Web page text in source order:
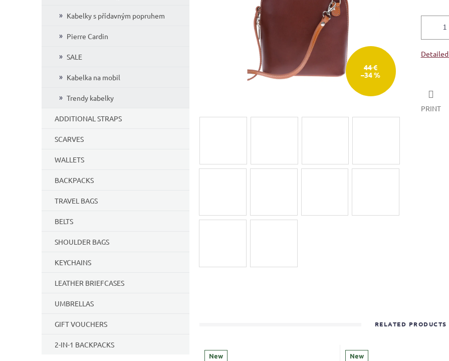
Kabelky s přídavným popruhem
Pierre Cardin
SALE
Kabelka na mobil
Trendy kabelky
ADDITIONAL STRAPS
SCARVES
WALLETS
BACKPACKS
TRAVEL BAGS
BELTS
SHOULDER BAGS
KEYCHAINS
LEATHER BRIEFCASES
UMBRELLAS
GIFT VOUCHERS
2-IN-1 BACKPACKS
44 €
–34 %
PRINT
RELATED PRODUCTS
New New